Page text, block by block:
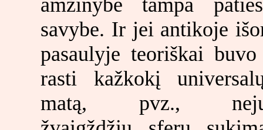
savybe. Ir jei antikoje
pasaulyje teoriškai
rasti kažkokį
matą, pvz.,